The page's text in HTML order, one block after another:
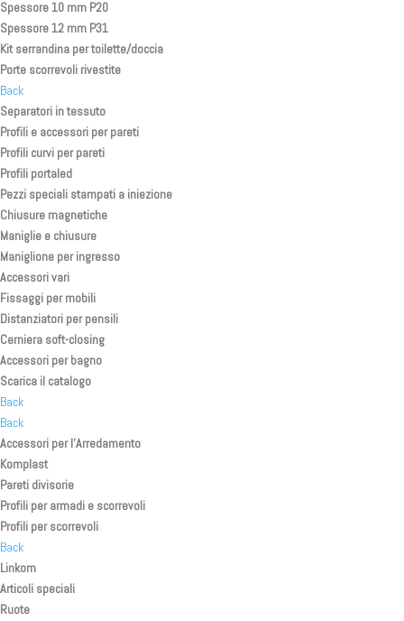
Spessore 10 mm P20
Spessore 12 mm P31
Kit serrandina per toilette/doccia
Porte scorrevoli rivestite
Back
Separatori in tessuto
Profili e accessori per pareti
Profili curvi per pareti
Profili portaled
Pezzi speciali stampati a iniezione
Chiusure magnetiche
Maniglie e chiusure
Maniglione per ingresso
Accessori vari
Fissaggi per mobili
Distanziatori per pensili
Cerniera soft-closing
Accessori per bagno
Scarica il catalogo
Back
Back
Accessori per l’Arredamento
Komplast
Pareti divisorie
Profili per armadi e scorrevoli
Profili per scorrevoli
Back
Linkom
Articoli speciali
Ruote